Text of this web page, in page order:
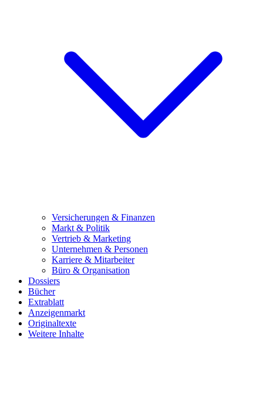
Versicherungen & Finanzen
Markt & Politik
Vertrieb & Marketing
Unternehmen & Personen
Karriere & Mitarbeiter
Büro & Organisation
Dossiers
Bücher
Extrablatt
Anzeigenmarkt
Originaltexte
Weitere Inhalte